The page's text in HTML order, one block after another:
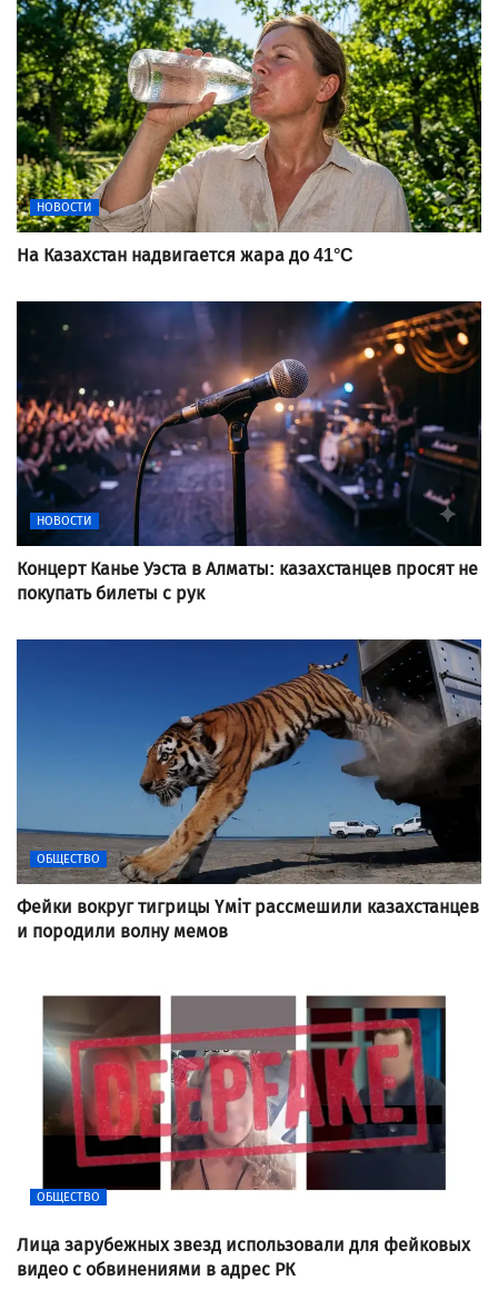
НОВОСТИ
На Казахстан надвигается жара до 41°C
НОВОСТИ
Концерт Канье Уэста в Алматы: казахстанцев просят не
покупать билеты с рук
ОБЩЕСТВО
Фейки вокруг тигрицы Үміт рассмешили казахстанцев
и породили волну мемов
ОБЩЕСТВО
Лица зарубежных звезд использовали для фейковых
видео с обвинениями в адрес РК